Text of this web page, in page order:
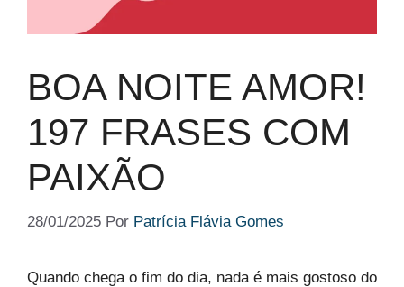
BOA NOITE AMOR!
197 FRASES COM
PAIXÃO
28/01/2025 Por Patrícia Flávia Gomes
Quando chega o fim do dia, nada é mais gostoso do